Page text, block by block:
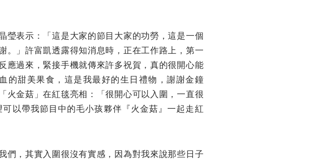
瑩表示：「這是大家的節目大家的功勞，這是一個
。」許富凱透露得知消息時，正在工作路上，第一
應過來，緊接手機就傳來許多祝賀，真的很開心能
的甜美果食，這是我最好的生日禮物，謝謝金鐘
火金菇」在紅毯亮相：「很開心可以入圍，一直很
以帶我節目中的毛小孩夥伴『火金菇』一起走紅
們，其實入圍很沒有實感，因為對我來說那些日子